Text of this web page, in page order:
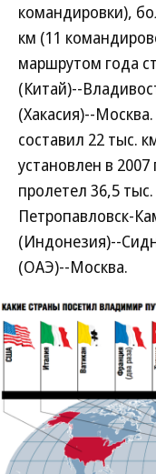
командировки),
км (11
маршрутом года
(Китай)--
(Хакасия)--
составил 22 тыс.
установлен в
пролетел 36,5
Петропавловск-
(Индонезия)--
(ОАЭ)--Москва.